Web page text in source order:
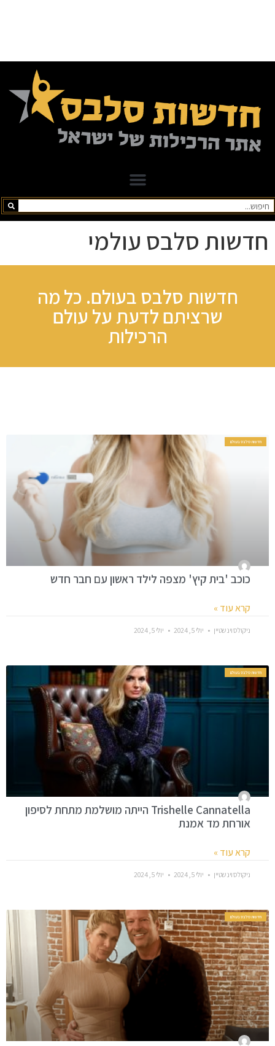
חדשות סלבס עולמי
חדשות סלבס בעולם. כל מה
שרציתם לדעת על עולם
הרכילות​
חדשות סלבס בעולם
כוכב 'בית קיץ' מצפה לילד ראשון עם חבר חדש
קרא עוד »
ניקולס וינשטיין יולי 5, 2024 יולי 5, 2024
חדשות סלבס בעולם
Trishelle Cannatella הייתה מושלמת מתחת לסיפון
אורחת מד אמנת
קרא עוד »
ניקולס וינשטיין יולי 5, 2024 יולי 5, 2024
חדשות סלבס בעולם